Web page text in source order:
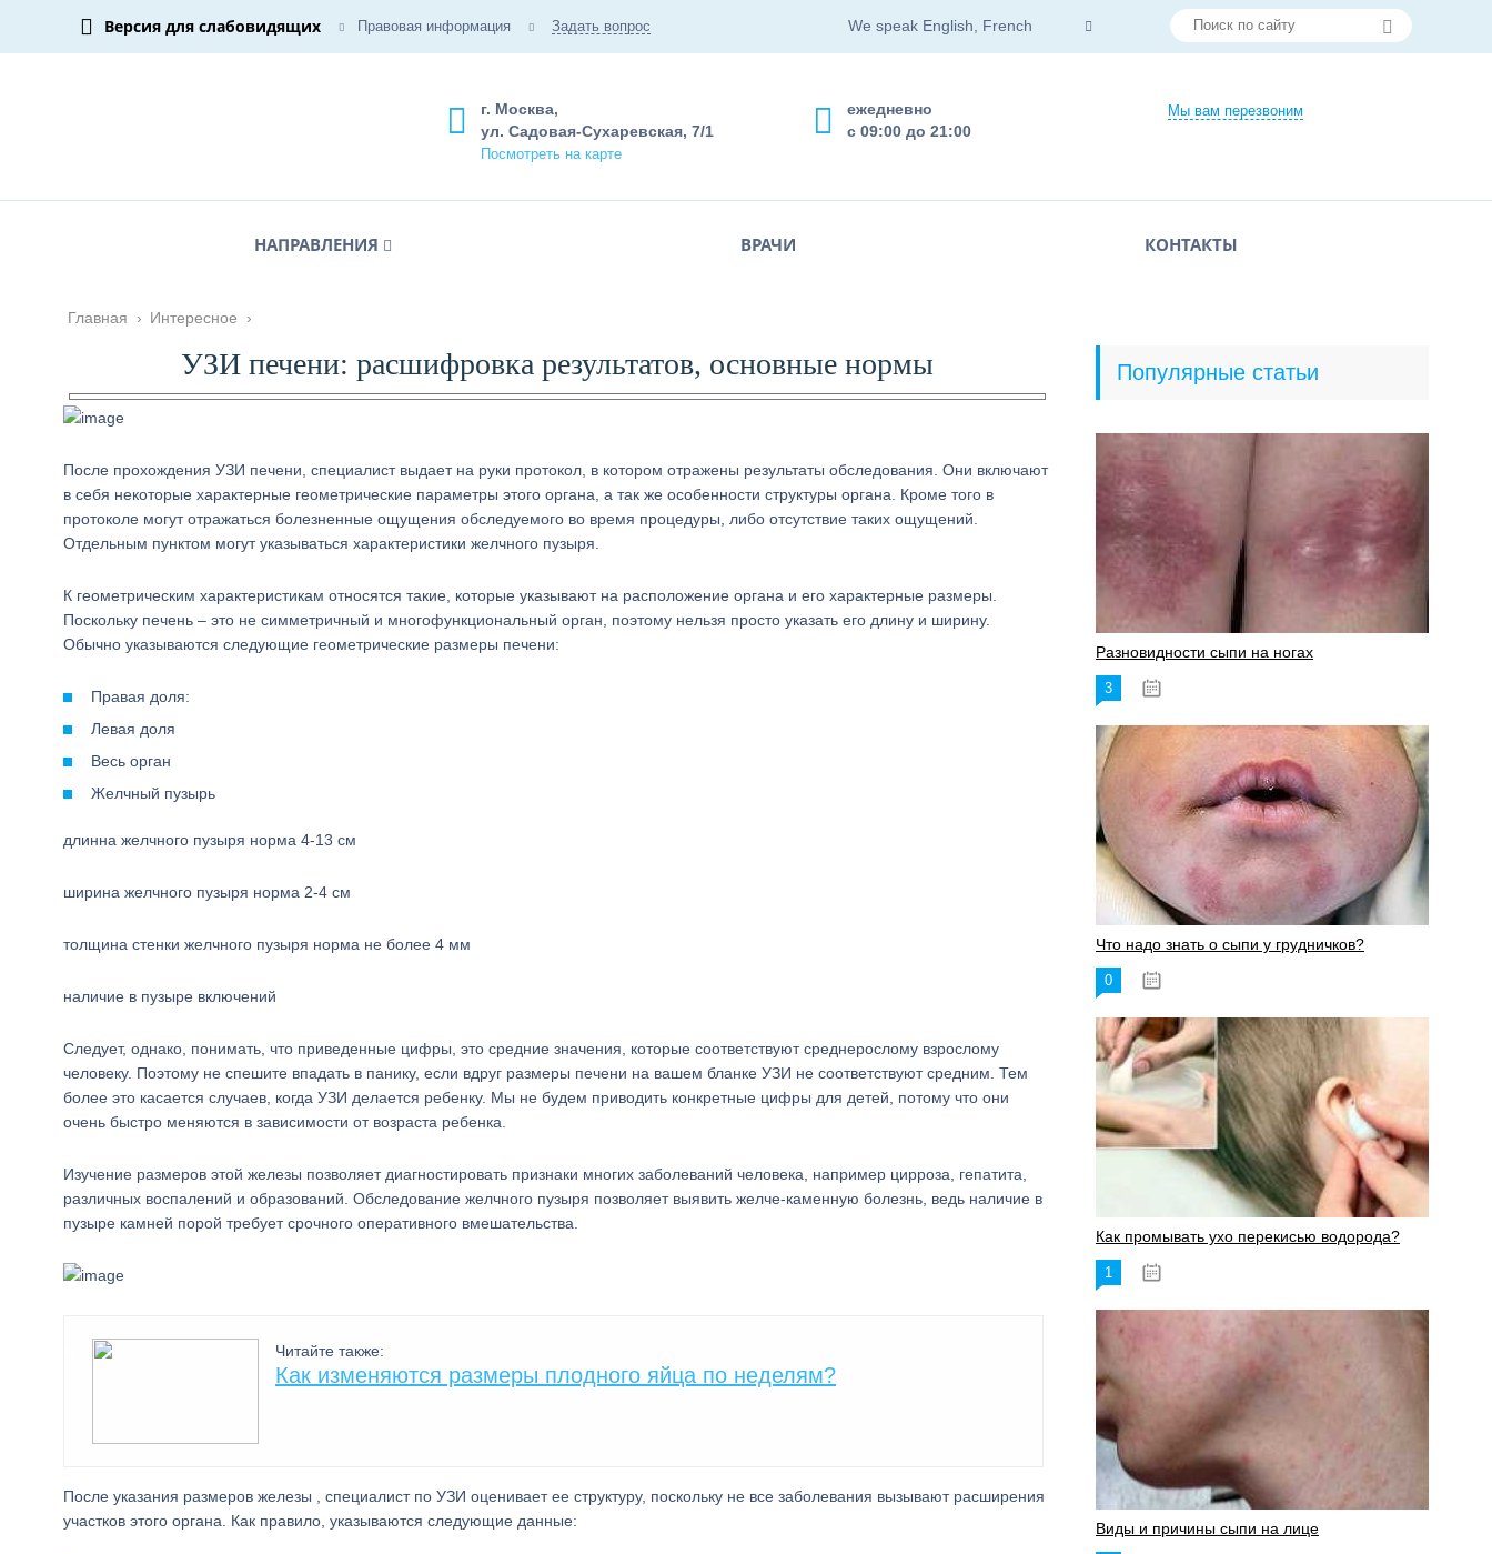
Версия для слабовидящих Правовая информация Задать вопрос We speak English, French
Мы вам перезвоним
ежедневно
с 09:00 до 21:00
г. Москва,
ул. Садовая-Сухаревская, 7/1
Посмотреть на карте
НАПРАВЛЕНИЯ ВРАЧИ КОНТАКТЫ
Главная › Интересное ›
УЗИ печени: расшифровка результатов, основные нормы
После прохождения УЗИ печени, специалист выдает на руки протокол, в котором отражены результаты обследования. Они включают
в себя некоторые характерные геометрические параметры этого органа, а так же особенности структуры органа. Кроме того в
протоколе могут отражаться болезненные ощущения обследуемого во время процедуры, либо отсутствие таких ощущений.
Отдельным пунктом могут указываться характеристики желчного пузыря.
К геометрическим характеристикам относятся такие, которые указывают на расположение органа и его характерные размеры.
Поскольку печень – это не симметричный и многофункциональный орган, поэтому нельзя просто указать его длину и ширину.
Обычно указываются следующие геометрические размеры печени:
Правая доля:
Левая доля
Весь орган
Желчный пузырь
длинна желчного пузыря норма 4-13 см
ширина желчного пузыря норма 2-4 см
толщина стенки желчного пузыря норма не более 4 мм
наличие в пузыре включений
Следует, однако, понимать, что приведенные цифры, это средние значения, которые соответствуют среднерослому взрослому
человеку. Поэтому не спешите впадать в панику, если вдруг размеры печени на вашем бланке УЗИ не соответствуют средним. Тем
более это касается случаев, когда УЗИ делается ребенку. Мы не будем приводить конкретные цифры для детей, потому что они
очень быстро меняются в зависимости от возраста ребенка.
Изучение размеров этой железы позволяет диагностировать признаки многих заболеваний человека, например цирроза, гепатита,
различных воспалений и образований. Обследование желчного пузыря позволяет выявить желче-каменную болезнь, ведь наличие в
пузыре камней порой требует срочного оперативного вмешательства.
Читайте также:
Как изменяются размеры плодного яйца по неделям?
После указания размеров железы , специалист по УЗИ оценивает ее структуру, поскольку не все заболевания вызывают расширения
участков этого органа. Как правило, указываются следующие данные:
Популярные статьи
Разновидности сыпи на ногах
3
Что надо знать о сыпи у грудничков?
0
Как промывать ухо перекисью водорода?
1
Виды и причины сыпи на лице